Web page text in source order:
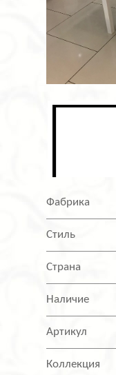
Фабрика
Стиль
Страна
Наличие
Артикул
Коллекция